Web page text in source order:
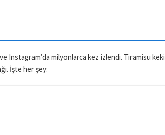
Instagram’da milyonlarca kez izlendi. Tiramisu keki
İşte her şey: